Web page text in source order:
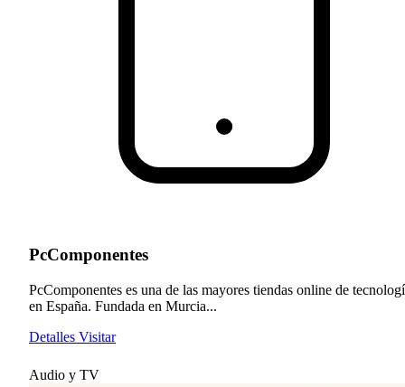
PcComponentes
PcComponentes es una de las mayores tiendas online de
en España. Fundada en Murcia...
Detalles Visitar
Audio y TV